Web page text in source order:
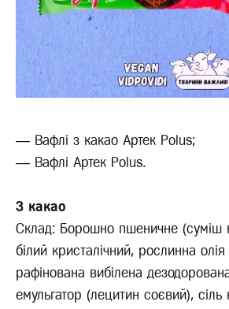
— Вафлі з какао Артек Polus;
— Вафлі Артек Polus.
З какао
Склад: Борошно пшеничне (суміш
білий кристалічний, рослинна
рафінована вибілена
емульгатор (лецитин соєвий), сіль